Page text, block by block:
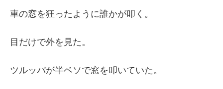
車の窓を狂ったように誰かが叩く。
目だけで外を見た。
ツルッパが半ベソで窓を叩いていた。